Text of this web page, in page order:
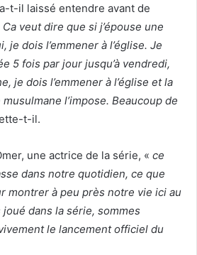
t-il laissé entendre avant de
Ca veut dire que si j’épouse une
je dois l’emmener à l’église. Je
5 fois par jour jusqu’à vendredi,
je dois l’emmener à l’église et la
l’impose. Beaucoup de
t-il.
une actrice de la série, « ce
dans notre quotidien, ce que
montrer à peu près notre vie ici au
dans la série, sommes
le lancement officiel du